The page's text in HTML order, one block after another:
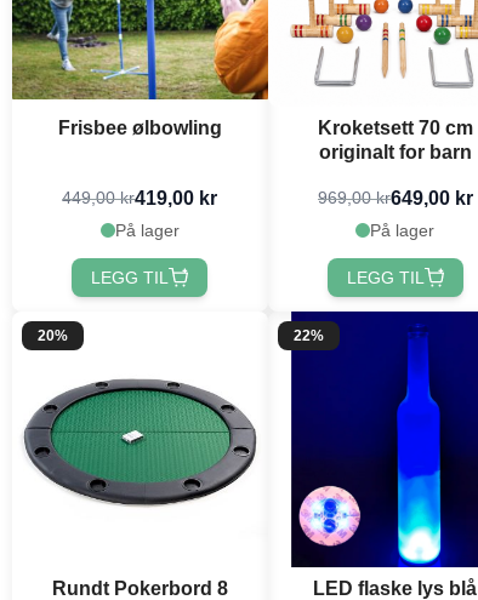
Frisbee ølbowling
449,00 kr419,00 kr
På lager
LEGG TIL
Kroketsett 70 cm
originalt for barn
969,00 kr649,00 kr
På lager
LEGG TIL
20%
Rundt Pokerbord 8
22%
LED flaske lys blå